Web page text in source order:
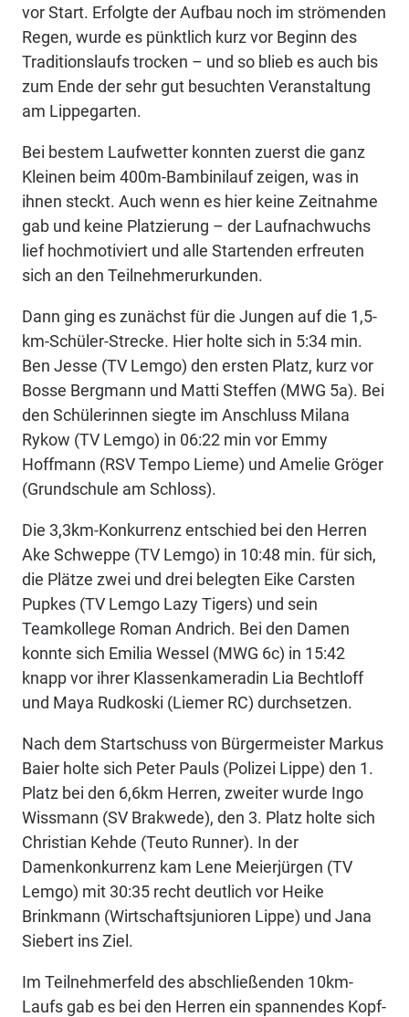
vor Start. Erfolgte der Aufbau noch im strömenden
Regen, wurde es pünktlich kurz vor Beginn des
Traditionslaufs trocken – und so blieb es auch bis
zum Ende der sehr gut besuchten Veranstaltung
am Lippegarten.
Bei bestem Laufwetter konnten zuerst die ganz
Kleinen beim 400m-Bambinilauf zeigen, was in
ihnen steckt. Auch wenn es hier keine Zeitnahme
gab und keine Platzierung – der Laufnachwuchs
lief hochmotiviert und alle Startenden erfreuten
sich an den Teilnehmerurkunden.
Dann ging es zunächst für die Jungen auf die 1,5-
km-Schüler-Strecke. Hier holte sich in 5:34 min.
Ben Jesse (TV Lemgo) den ersten Platz, kurz vor
Bosse Bergmann und Matti Steffen (MWG 5a). Bei
den Schülerinnen siegte im Anschluss Milana
Rykow (TV Lemgo) in 06:22 min vor Emmy
Hoffmann (RSV Tempo Lieme) und Amelie Gröger
(Grundschule am Schloss).
Die 3,3km-Konkurrenz entschied bei den Herren
Ake Schweppe (TV Lemgo) in 10:48 min. für sich,
die Plätze zwei und drei belegten Eike Carsten
Pupkes (TV Lemgo Lazy Tigers) und sein
Teamkollege Roman Andrich. Bei den Damen
konnte sich Emilia Wessel (MWG 6c) in 15:42
knapp vor ihrer Klassenkameradin Lia Bechtloff
und Maya Rudkoski (Liemer RC) durchsetzen.
Nach dem Startschuss von Bürgermeister Markus
Baier holte sich Peter Pauls (Polizei Lippe) den 1.
Platz bei den 6,6km Herren, zweiter wurde Ingo
Wissmann (SV Brakwede), den 3. Platz holte sich
Christian Kehde (Teuto Runner). In der
Damenkonkurrenz kam Lene Meierjürgen (TV
Lemgo) mit 30:35 recht deutlich vor Heike
Brinkmann (Wirtschaftsjunioren Lippe) und Jana
Siebert ins Ziel.
Im Teilnehmerfeld des abschließenden 10km-
Laufs gab es bei den Herren ein spannendes Kopf-